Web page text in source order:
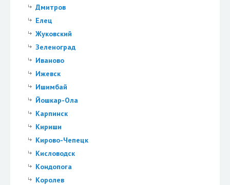
Дмитров
Елец
Жуковский
Зеленоград
Иваново
Ижевск
Ишимбай
Йошкар-Ола
Карпинск
Кириши
Кирово-Чепецк
Кисловодск
Кондопога
Королев